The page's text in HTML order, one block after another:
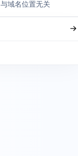
域名位置无关